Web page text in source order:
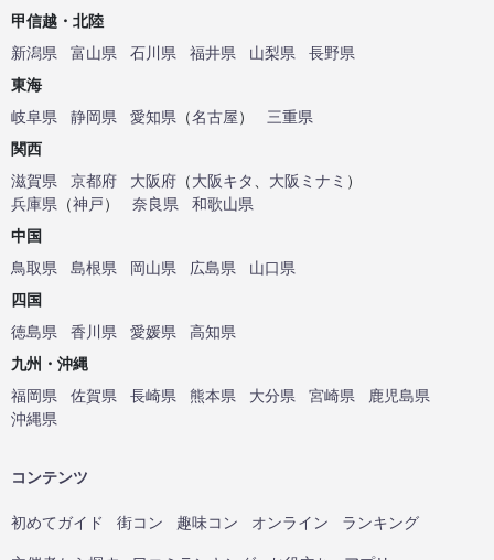
甲信越・北陸
新潟県
富山県 石川県 福井県 山梨県
長野県
東海
岐阜県
静岡県 愛知県 （名古屋）
三重県
関西
滋賀県
京都府 大阪府 （大阪キタ 大阪ミナミ ）
兵庫県 （神戸） 奈良県
和歌山県
中国
鳥取県
島根県 岡山県 広島県
山口県
四国
徳島県
香川県 愛媛県
高知県
九州・沖縄
福岡県
佐賀県 長崎県 熊本県 大分県 宮崎県
鹿児島県
沖縄県
コンテンツ
初めてガイド 街コン 趣味コン オンライン ランキング